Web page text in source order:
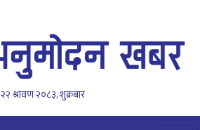
२२ श्रावण २०८३, शुक्रबार